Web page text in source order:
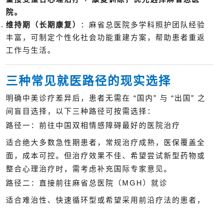
院。
维持期（长期康复）
：麻省总医院多学科照护团队经验
丰富，可制定个性化社会功能重建方案，帮助患者重返
工作与生活。
三种常见就医路径的现实选择
明确中美诊疗差异后，患者无需在 “国内” 与 “出国” 之
间盲目选择，以下三种路径可按需选择：
路径一：前往中国双相情感障碍最好的医院治疗
适合绝大多数急性期患者，常规治疗成熟，医保覆盖全
面，成本可控。但治疗效果不佳、希望尝试新型药物或
整合心理治疗时，需考虑补充国际专家意见。
路径二：直接前往麻省总医院（MGH）就诊
适合难治性、快速循环型或希望采用前沿疗法的患者，